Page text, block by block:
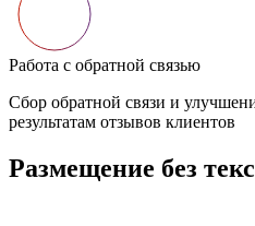
Работа с обратной связью
Сбор обратной связи и
результатам отзывов клиентов
Размещение без